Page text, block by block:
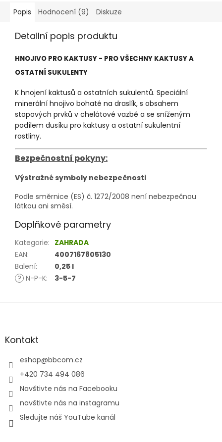
Popis Hodnocení (9) Diskuze
Detailní popis produktu
HNOJIVO PRO KAKTUSY - PRO VŠECHNY KAKTUSY A
OSTATNÍ SUKULENTY
K hnojení kaktusů a ostatních sukulentů. Speciální
minerální hnojivo bohaté na draslík, s obsahem
stopových prvků v chelátové vazbě a se sníženým
podílem dusíku pro kaktusy a ostatní sukulentní
rostliny.
Bezpečnostní pokyny:
Výstražné symboly nebezpečnosti
Podle směrnice (ES) č. 1272/2008 není nebezpečnou
látkou ani směsí.
Doplňkové parametry
Kategorie: ZAHRADA
EAN:
4007167805130
Balení:
0,25 l
? N-P-K: 3-5-7
Z
aKontakt
eshop@bbcom.cz
+420 734 494 086
Navštivte nás na Facebooku
navštivte nás na instagramu
Sledujte náš YouTube kanál